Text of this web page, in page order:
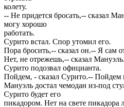
колету.
-- Не придется бросать,-- сказал
могу хорошо
работать.
Сурито встал. Спор утомил его.
Пора бросить,-- сказал он.-- Я сам
Нет, не отрежешь,-- сказал
Сурито подозвал официанта.
Пойдем, - сказал Сурито.-- Пойдем
Мануэль достал чемодан из-под
Сурито будет его
пикадором. Нет на свете пикадора